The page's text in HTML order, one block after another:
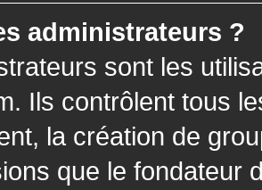
administrateurs ?
sont les
Ils contrôlent tous
la création de
que le fondateur